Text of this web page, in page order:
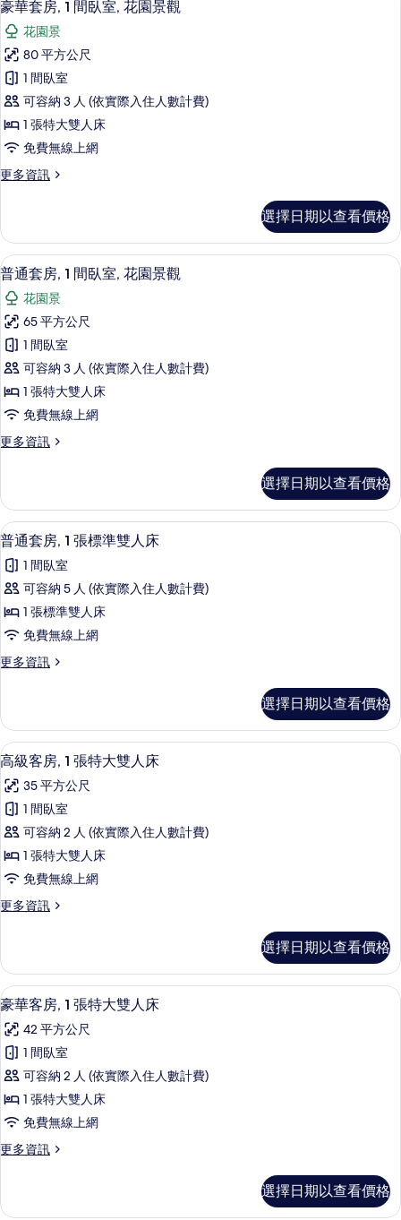
人
床
的
所
有
相
片
加
大
雙
人
床
的
詳
情
示
豪
華
套
房,
1
間
臥
花
園
景
觀
的
所
有
相
片
豪華套房, 1 間臥室, 花園景觀
花園景
80 平方公尺
1 間臥室
可容納 3 人 (依實際入住人數計費)
1 張特大雙人床
免費無線上網
更多資訊
更
套
房,
1
間
臥
室,
花
園
景
觀
的
詳
選擇日期以查看價格
顯
示
普
通
套
房,
1
間
臥
花
園
景
觀
的
所
有
相
普通套房, 1 間臥室, 花園景觀 | 高級
8
普通套房, 1 間臥室, 花園景觀
花園景
65 平方公尺
1 間臥室
可容納 3 人 (依實際入住人數計費)
1 張特大雙人床
免費無線上網
更多資訊
更
套
房,
1
間
臥
室,
園
景
的
選擇日期以查看價格
顯
示
普
通
套
房,
1
標
準
雙
人
床
的
所
有
相
普通套房, 1 張標準雙人床 | 高級寢具
5
普通套房, 1 張標準雙人床
1 間臥室
可容納 5 人 (依實際入住人數計費)
1 張標準雙人床
免費無線上網
更多資訊
更
套
房,
1
標
準
人
床
的
詳
情
選擇日期以查看價格
顯
示
高
級
客
房,
張
大
雙
人
床
的
所
有
相
片
高級客房, 1 張特大雙人床 | 高級寢具
10
高級客房, 1 張特大雙人床
35 平方公尺
1 間臥室
可容納 2 人 (依實際入住人數計費)
1 張特大雙人床
免費無線上網
更多資訊
更
客
房,
1
特
大
人
床
的
詳
情
選擇日期以查看價格
顯
示
豪
華
客
房,
張
大
豪華客房, 1 張特大雙人床 | 高級寢具
8
豪華客房, 1 張特大雙人床
42 平方公尺
1 間臥室
可容納 2 人 (依實際入住人數計費)
1 張特大雙人床
免費無線上網
更多資訊
更
客
選擇日期以查看價格